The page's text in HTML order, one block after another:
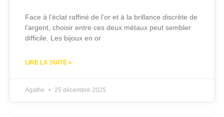
Face à l’éclat raffiné de l’or et à la brillance discrète de
l’argent, choisir entre ces deux métaux peut sembler
difficile. Les bijoux en or
LIRE LA SUITE »
Agathe 25 décembre 2025